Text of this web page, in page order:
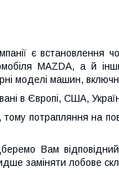
є встановлення
MAZDA, а й
моделі машин,
в Європі, США,
потрапляння на
Вам
заміняти лобове